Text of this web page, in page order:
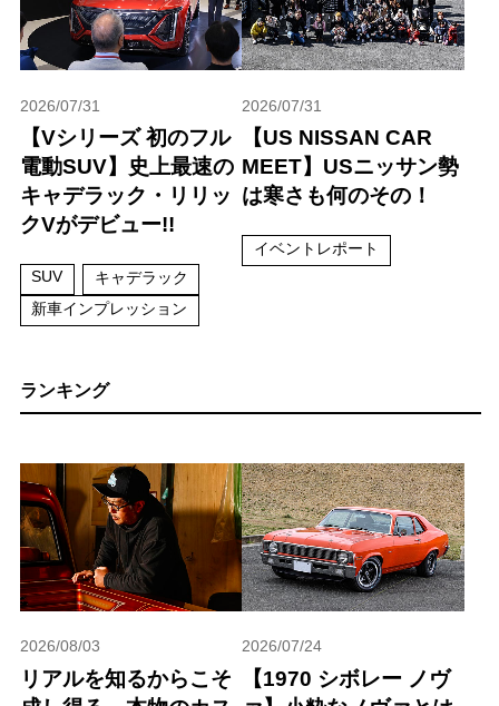
2026/07/31
【Vシリーズ 初のフル
電動SUV】史上最速の
キャデラック・リリッ
クVがデビュー!!
SUV
キャデラック
新車インプレッション
2026/07/31
【US NISSAN CAR
MEET】USニッサン勢
は寒さも何のその！
イベントレポート
ランキング
2026/08/03
リアルを知るからこそ
2026/07/24
【1970 シボレー ノヴ